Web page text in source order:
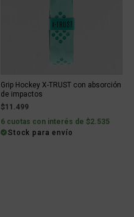
Grip Hockey X-TRUST con absorción
de impactos
$11.499
6 cuotas con interés de $2.535
Stock para envío